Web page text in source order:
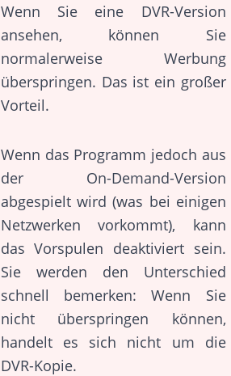
Wenn Sie eine DVR-Version
ansehen, können Sie
normalerweise Werbung
überspringen. Das ist ein großer
Vorteil.
Wenn das Programm jedoch aus
der On-Demand-Version
abgespielt wird (was bei einigen
Netzwerken vorkommt), kann
das Vorspulen deaktiviert sein.
Sie werden den Unterschied
schnell bemerken: Wenn Sie
nicht überspringen können,
handelt es sich nicht um die
DVR-Kopie.